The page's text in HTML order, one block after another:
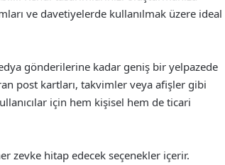
ve davetiyelerde kullanılmak üzere ideal
gönderilerine kadar geniş bir yelpazede
post kartları, takvimler veya afişler gibi
için hem kişisel hem de ticari
zevke hitap edecek seçenekler içerir.